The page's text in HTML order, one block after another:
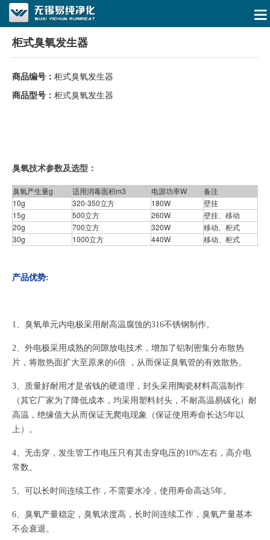
柜式臭氧发生器
商品编号： 柜式臭氧发生器
商品型号： 柜式臭氧发生器
臭氧技术参数及选型：
臭氧产生量g 适用消毒面积m3 电源功率W
备注
10g
320-350立方 180W
壁挂
15g
500立方 260W
壁挂、移动
20g
700立方 320W
移动、柜式
30g
1000立方 440W 移动、柜式
产品优势:
1、臭氧单元内电极采用耐高温腐蚀的316不锈钢制作。
2、外电极采用成熟的间隙放电技术，增加了铝制密集分布散热
片，将散热面扩大至原来的6倍 ，从而保证臭氧管的有效散热。
3、质量好耐用才是省钱的硬道理，封头采用陶瓷材料高温制作
（其它厂家为了降低成本，均采用塑料封头，不耐高温易碳化）耐
高温，绝缘值大从而保证无爬电现象（保证使用寿命长达5年以
上）。
4、无击穿，发生管工作电压只有其击穿电压的10%左右，高介电
常数。
5、可以长时间连续工作，不需要水冷，使用寿命高达5年。
6、臭氧产量稳定，臭氧浓度高，长时间连续工作，臭氧产量基本
不会衰退。